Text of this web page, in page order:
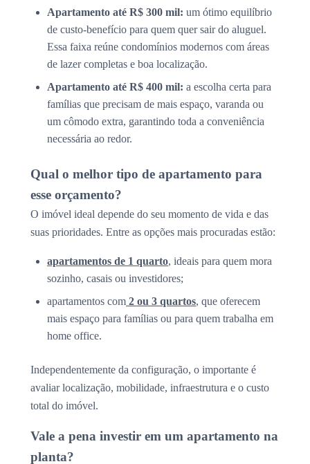
Apartamento até R$ 300 mil: um ótimo equilíbrio
de custo-benefício para quem quer sair do aluguel.
Essa faixa reúne condomínios modernos com áreas
de lazer completas e boa localização.
Apartamento até R$ 400 mil: a escolha certa para
famílias que precisam de mais espaço, varanda ou
um cômodo extra, garantindo toda a conveniência
necessária ao redor.
Qual o melhor tipo de apartamento para
esse orçamento?
O imóvel ideal depende do seu momento de vida e das
suas prioridades. Entre as opções mais procuradas estão:
apartamentos de 1 quarto, ideais para quem mora
sozinho, casais ou investidores;
apartamentos com 2 ou 3 quartos, que oferecem
mais espaço para famílias ou para quem trabalha em
home office.
Independentemente da configuração, o importante é
avaliar localização, mobilidade, infraestrutura e o custo
total do imóvel.
Vale a pena investir em um apartamento na
planta?